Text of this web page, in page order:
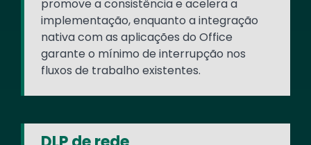
promove a consistência e acelera a
implementação, enquanto a integração
nativa com as aplicações do Office
garante o mínimo de interrupção nos
fluxos de trabalho existentes.